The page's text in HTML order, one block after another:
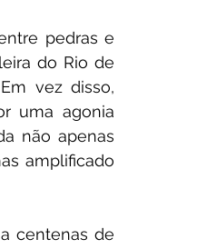
pedras e
do Rio de
vez disso,
uma agonia
não apenas
amplificado
centenas de